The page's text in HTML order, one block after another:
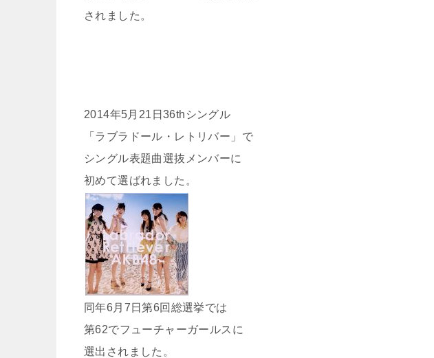
されました。
2014年5月21日36thシングル
「ラブラドール・レトリバー」で
シングル表題曲選抜メンバーに
初めて選ばれました。
同年6月7日第6回総選挙では
第62でフューチャーガールスに
選出されました。